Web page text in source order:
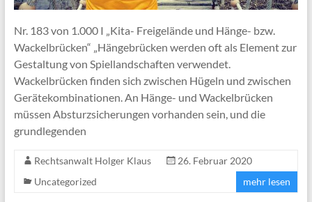
Nr. 183 von 1.000 I „Kita- Freigelände und Hänge- bzw.
Wackelbrücken“ „Hängebrücken werden oft als Element zur
Gestaltung von Spiellandschaften verwendet.
Wackelbrücken finden sich zwischen Hügeln und zwischen
Gerätekombinationen. An Hänge- und Wackelbrücken
müssen Absturzsicherungen vorhanden sein, und die
grundlegenden
Rechtsanwalt Holger Klaus
26. Februar 2020
Uncategorized
mehr lesen